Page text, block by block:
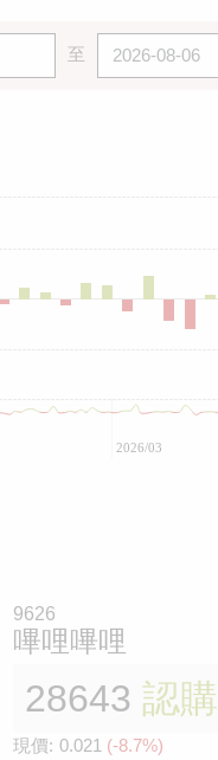
至
2026/03
9626
嗶哩嗶哩
28643 認購
現價: 0.021 (-8.7%)